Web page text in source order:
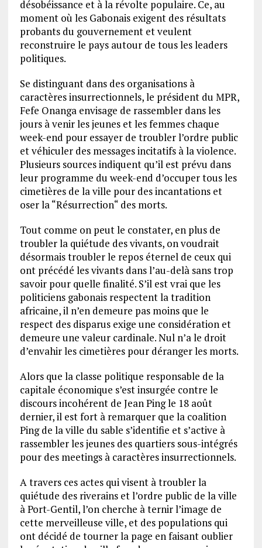
désobéissance et à la révolte populaire. Ce, au
moment où les Gabonais exigent des résultats
probants du gouvernement et veulent
reconstruire le pays autour de tous les leaders
politiques.
Se distinguant dans des organisations à
caractères insurrectionnels, le président du MPR,
Fefe Onanga envisage de rassembler dans les
jours à venir les jeunes et les femmes chaque
week-end pour essayer de troubler l’ordre public
et véhiculer des messages incitatifs à la violence.
Plusieurs sources indiquent qu’il est prévu dans
leur programme du week-end d’occuper tous les
cimetières de la ville pour des incantations et
oser la “Résurrection“ des morts.
Tout comme on peut le constater, en plus de
troubler la quiétude des vivants, on voudrait
désormais troubler le repos éternel de ceux qui
ont précédé les vivants dans l’au-delà sans trop
savoir pour quelle finalité. S’il est vrai que les
politiciens gabonais respectent la tradition
africaine, il n’en demeure pas moins que le
respect des disparus exige une considération et
demeure une valeur cardinale. Nul n’a le droit
d’envahir les cimetières pour déranger les morts.
Alors que la classe politique responsable de la
capitale économique s’est insurgée contre le
discours incohérent de Jean Ping le 18 août
dernier, il est fort à remarquer que la coalition
Ping de la ville du sable s’identifie et s’active à
rassembler les jeunes des quartiers sous-intégrés
pour des meetings à caractères insurrectionnels.
A travers ces actes qui visent à troubler la
quiétude des riverains et l’ordre public de la ville
à Port-Gentil, l’on cherche à ternir l’image de
cette merveilleuse ville, et des populations qui
ont décidé de tourner la page en faisant oublier